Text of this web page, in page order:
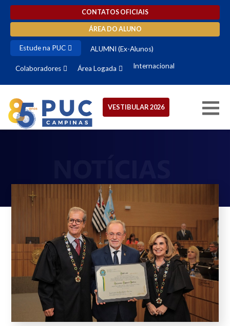
CONTATOS OFICIAIS
ÁREA DO ALUNO
Estude na PUC ALUMNI (Ex-Alunos)
Colaboradores Área Logada Internacional
VESTIBULAR 2026